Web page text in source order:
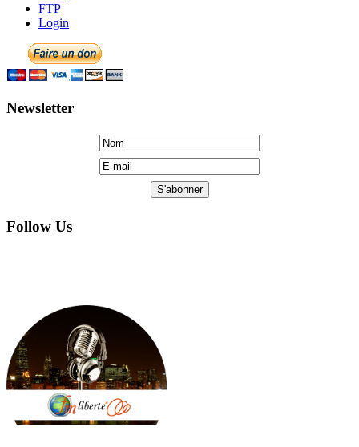
Newsletter
Copyright © 2005 by FM Liberte: All Rights Reserved.
Hosted AE Computers, Ltd. Web designed by Jarvinstudio.com.